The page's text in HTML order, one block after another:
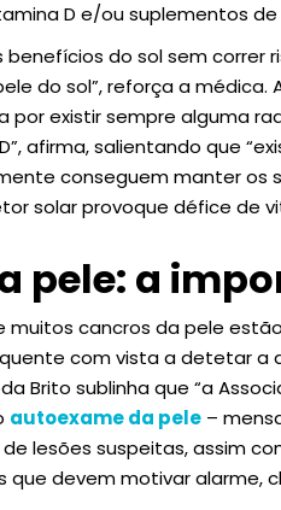
D e/ou suplementos de
benefícios do sol sem
do sol”, reforça a
por existir sempre alguma
afirma, salientando que
conseguem manter os
solar provoque défice de
pele: a
muitos cancros da pele
com vista a detetar a
Brito sublinha que “a
autoexame da pele –
lesões suspeitas, assim
que devem motivar